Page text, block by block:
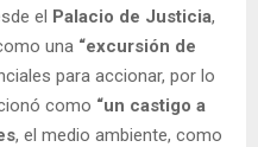
el Palacio de Justicia,
una “excursión de
para accionar, por lo
como “un castigo a
, el medio ambiente, como